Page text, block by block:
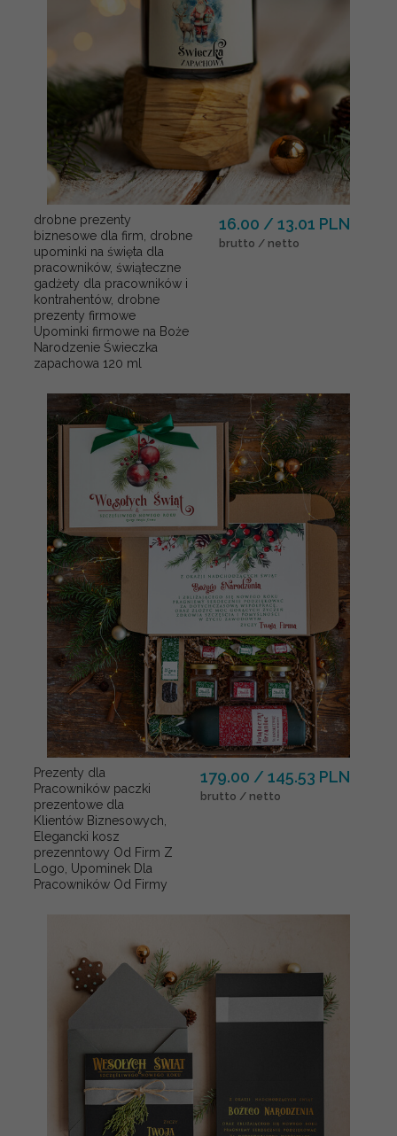
drobne prezenty
biznesowe dla firm, drobne
upominki na święta dla
pracowników, świąteczne
gadżety dla pracowników i
kontrahentów, drobne
prezenty firmowe
Upominki firmowe na Boże
Narodzenie Świeczka
zapachowa 120 ml
16.00 / 13.01 PLN
brutto / netto
Prezenty dla
Pracowników paczki
prezentowe dla
Klientów Biznesowych,
Elegancki kosz
prezenntowy Od Firm Z
Logo, Upominek Dla
Pracowników Od Firmy
179.00 / 145.53 PLN
brutto / netto